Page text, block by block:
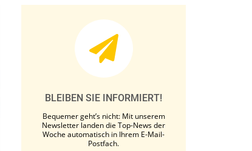
BLEIBEN SIE INFORMIERT!
Bequemer geht’s nicht: Mit unserem
Newsletter landen die Top-News der
Woche automatisch in Ihrem E-Mail-
Postfach.